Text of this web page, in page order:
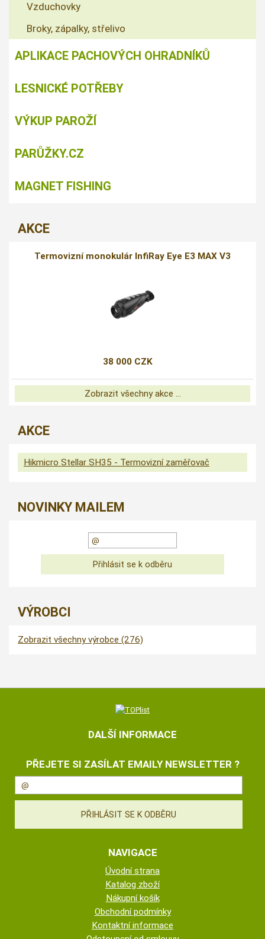
Vzduchovky
Broky, zápalky, střelivo
APLIKACE PACHOVÝCH OHRADNÍKŮ
LESNICKÉ POTŘEBY
VÝKUP PAROŽÍ
PARŮŽKY.CZ
MAGNET FISHING
AKCE
Termovizní monokulár InfiRay Eye E3 MAX V3
38 000 CZK
Zobrazit všechny akce ...
AKCE
Hikmicro Stellar SH35 - Termovizní zaměřovač
NOVINKY MAILEM
VÝROBCI
Zobrazit všechny výrobce (276)
DALŠÍ INFORMACE
PŘEJETE SI ZASÍLAT EMAILY NEWSLETTER ?
NAVIGACE
Úvodní strana
Katalog zboží
Nákupní košík
Obchodní podmínky
Kontaktní informace